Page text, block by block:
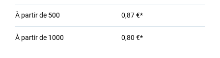
À partir de 500 0,87 €*
À partir de 1000 0,80 €*